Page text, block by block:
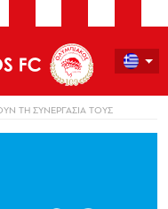
ΤΗ ΣΥΝΕΡΓΑΣΙΑ ΤΟΥΣ